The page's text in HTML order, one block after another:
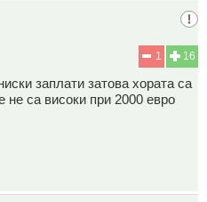
16
1
заплати затова хората са
са високи при 2000 евро